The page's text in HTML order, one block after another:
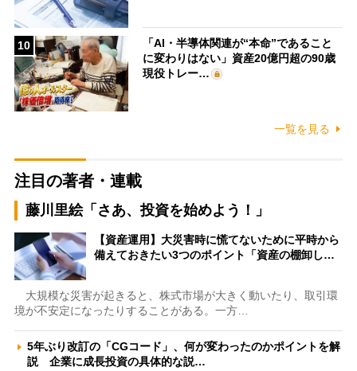
10
「AI・半導体関連が“本命”であること
に変わりはない」資産20億円超の90歳
現役トレー…
一覧を見る
注目の著者・連載
藤川里絵「さあ、投資を始めよう！」
【資産運用】大災害時に慌てないために平時から
備えておきたい3つのポイント「資産の棚卸し…
大規模な災害が起きると、株式市場が大きく動いたり、取引環
境が不安定になったりすることがある。一方…
5年ぶり改訂の「CGコード」、何が変わったのかポイントを解
説 企業に成長投資の具体的な説…